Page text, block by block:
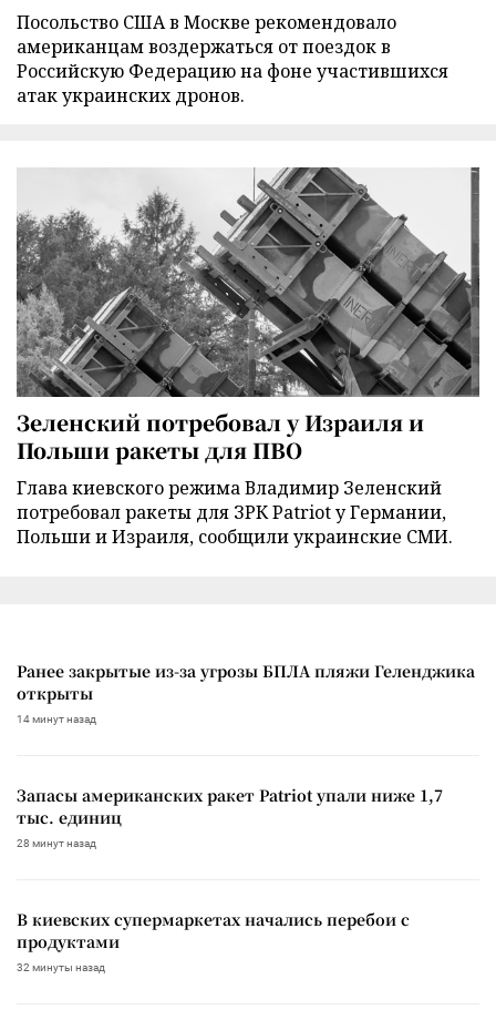
Посольство США в Москве рекомендовало
американцам воздержаться от поездок в
Российскую Федерацию на фоне участившихся
атак украинских дронов.
Зеленский потребовал у Израиля и
Польши ракеты для ПВО
Глава киевского режима Владимир Зеленский
потребовал ракеты для ЗРК Patriot у Германии,
Польши и Израиля, сообщили украинские СМИ.
Ранее закрытые из-за угрозы БПЛА пляжи Геленджика
открыты
14 минут назад
Запасы американских ракет Patriot упали ниже 1,7
тыс. единиц
28 минут назад
В киевских супермаркетах начались перебои с
продуктами
32 минуты назад